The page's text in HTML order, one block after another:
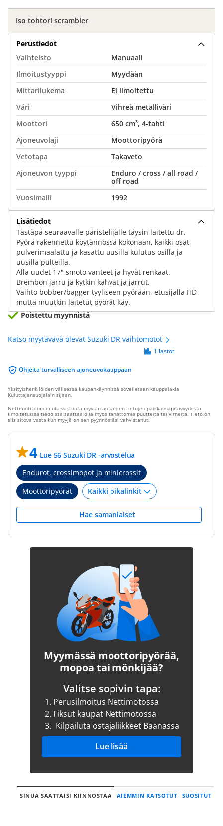
Iso tohtori scrambler
Perustiedot
Vaihteisto
Manuaali
Ilmoitustyyppi
Myydään
Mittarilukema
Ei ilmoitettu
Väri
Vihreä metalliväri
Moottori
650 cm³, 4-tahti
Ajoneuvolaji
Moottoripyörä
Vetotapa
Takaveto
Ajoneuvon tyyppi
Enduro / cross / all road /
off road
Vuosimalli
1992
Lisätiedot
Tästäpä seuraavalle päristelijälle täysin laitettu dr.
Pyörä rakennettu köytännössä kokonaan, kaikki osat
pulverimaalattu ja kasattu uusilla kulutus osilla ja
uusilla pulteilla.
Alla uudet 17" smoto vanteet ja hyvät renkaat.
Brembon jarru ja kytkin kahvat ja jarrut.
Vaihto bobber/bagger tyyliseen pyörään, etusijalla HD
mutta muutkin laitetut pyörät käy.
Poistettu myynnistä
Katso myytävävä olevat Suzuki DR vaihtomotot
Ohjeita turvalliseen ajoneuvokauppaan
Tilastot
Yksityishenkilöiden välisessä kaupankäynnissä sovelletaan kauppalakia
Kuluttajansuojalain sijaan.
Nettimoto.com ei ota vastuuta myyjän antamien tietojen paikkansapitävyydestä.
Ilmoitetuissa tiedoissa saattaa olla myös tahattomia puutteita tai virheitä. Tieto on
siis sitova vasta kun myyjä on sen pyynnöstäsi vahvistanut.
4 Lue 56 Suzuki DR -arvostelua
Endurot, crossimopot ja minicrossit
Moottoripyörät
Hae samanlaiset
Myymässä moottoripyörää,
mopoa tai mönkijää?
Valitse sopivin tapa:
1. Perusilmoitus Nettimotossa
2. Fiksut kaupat Nettimotossa
3. Kilpailuta ostajaliikkeet Baanassa
Lue lisää
SINUA SAATTAISI KIINNOSTAA AIEMMIN KATSOTUT SUOSITUT